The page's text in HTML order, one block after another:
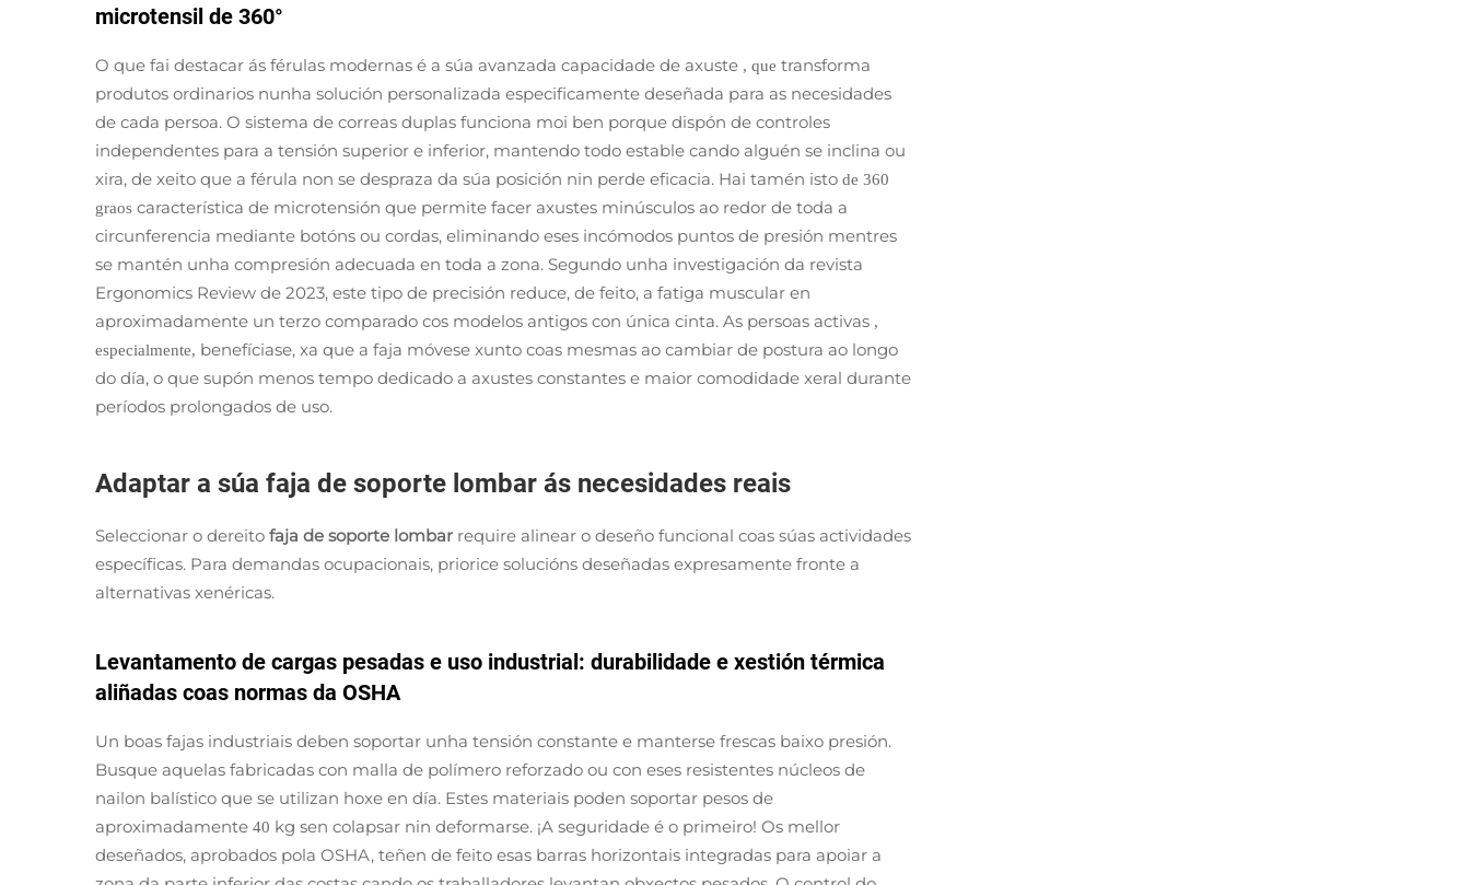
microtensil de 360°
O que fai destacar ás férulas modernas é a súa avanzada capacidade de axuste , que transforma
produtos ordinarios nunha solución personalizada especificamente deseñada para as necesidades
de cada persoa. O sistema de correas duplas funciona moi ben porque dispón de controles
independentes para a tensión superior e inferior, mantendo todo estable cando alguén se inclina ou
xira, de xeito que a férula non se despraza da súa posición nin perde eficacia. Hai tamén isto de 360
graos característica de microtensión que permite facer axustes minúsculos ao redor de toda a
circunferencia mediante botóns ou cordas, eliminando eses incómodos puntos de presión mentres
se mantén unha compresión adecuada en toda a zona. Segundo unha investigación da revista
Ergonomics Review de 2023, este tipo de precisión reduce, de feito, a fatiga muscular en
aproximadamente un terzo comparado cos modelos antigos con única cinta. As persoas activas ,
especialmente, benefíciase, xa que a faja móvese xunto coas mesmas ao cambiar de postura ao longo
do día, o que supón menos tempo dedicado a axustes constantes e maior comodidade xeral durante
períodos prolongados de uso.
Adaptar a súa faja de soporte lombar ás necesidades reais
Seleccionar o dereito faja de soporte lombar require alinear o deseño funcional coas súas actividades
específicas. Para demandas ocupacionais, priorice solucións deseñadas expresamente fronte a
alternativas xenéricas.
Levantamento de cargas pesadas e uso industrial: durabilidade e xestión térmica
aliñadas coas normas da OSHA
Un boas fajas industriais deben soportar unha tensión constante e manterse frescas baixo presión.
Busque aquelas fabricadas con malla de polímero reforzado ou con eses resistentes núcleos de
nailon balístico que se utilizan hoxe en día. Estes materiais poden soportar pesos de
aproximadamente 40 kg sen colapsar nin deformarse. ¡A seguridade é o primeiro! Os mellor
deseñados, aprobados pola OSHA, teñen de feito esas barras horizontais integradas para apoiar a